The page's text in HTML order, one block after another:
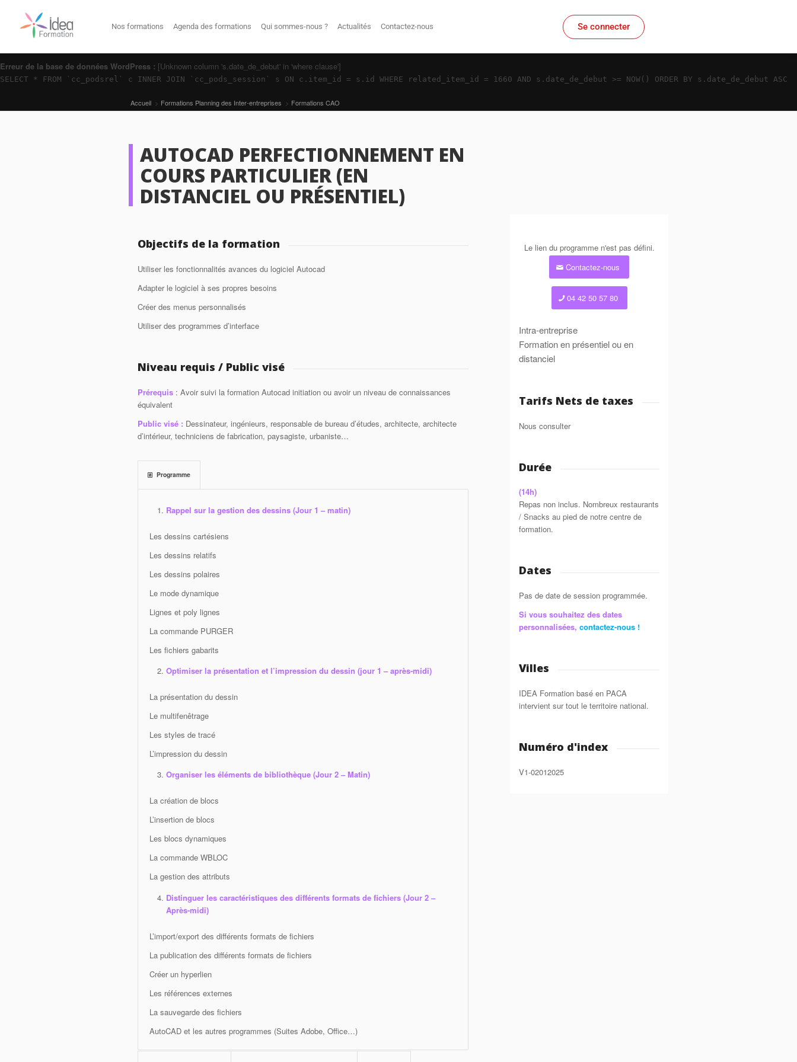
Nos formations Agenda des formations Qui sommes-nous ? Actualités Contactez-nous Se connecter
Erreur de la base de données WordPress : [Unknown column 's.date_de_debut' in 'where clause']
SELECT * FROM `cc_podsrel` c INNER JOIN `cc_pods_session` s ON c.item_id = s.id WHERE related_item_id = 1660 AND s.date_de_debut >= NOW() ORDER BY s.date_de_debut ASC
Accueil > Formations Planning des Inter-entreprises > Formations CAO
AUTOCAD PERFECTIONNEMENT EN
COURS PARTICULIER (EN
DISTANCIEL OU PRÉSENTIEL)
Objectifs de la formation
Utiliser les fonctionnalités avances du logiciel Autocad
Adapter le logiciel à ses propres besoins
Créer des menus personnalisés
Utiliser des programmes d’interface
Niveau requis / Public visé
Prérequis : Avoir suivi la formation Autocad initiation ou avoir un niveau de connaissances
équivalent
Public visé : Dessinateur, ingénieurs, responsable de bureau d’études, architecte, architecte
d’intérieur, techniciens de fabrication, paysagiste, urbaniste…
Programme
Rappel sur la gestion des dessins (Jour 1 – matin)
Les dessins cartésiens
Les dessins relatifs
Les dessins polaires
Le mode dynamique
Lignes et poly lignes
La commande PURGER
Les fichiers gabarits
Optimiser la présentation et l’impression du dessin (jour 1 – après-midi)
La présentation du dessin
Le multifenêtrage
Les styles de tracé
L’impression du dessin
Organiser les éléments de bibliothèque (Jour 2 – Matin)
La création de blocs
L’insertion de blocs
Les blocs dynamiques
La commande WBLOC
La gestion des attributs
Distinguer les caractéristiques des différents formats de fichiers (Jour 2 –
Après-midi)
L’import/export des différents formats de fichiers
La publication des différents formats de fichiers
Créer un hyperlien
Les références externes
La sauvegarde des fichiers
AutoCAD et les autres programmes (Suites Adobe, Office…)
Le lien du programme n'est pas défini.
Contactez-nous
04 42 50 57 80
Intra-entreprise
Formation en présentiel ou en
distanciel
Tarifs Nets de taxes
Nous consulter
Durée
(14h)
Repas non inclus. Nombreux restaurants
/ Snacks au pied de notre centre de
formation.
Dates
Pas de date de session programmée.
Si vous souhaitez des dates
personnalisées,contactez-nous !
Villes
IDEA Formation basé en PACA
intervient sur tout le territoire national.
Numéro d'index
V1-02012025